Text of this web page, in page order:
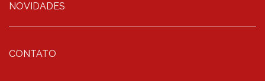
NOVIDADES
CONTATO